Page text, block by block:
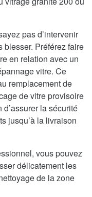
pas d’intervenir
blesser. Préférez faire
en relation avec un
vitre. Ce
remplacement de
de vitre provisoire
la sécurité
jusqu’à la livraison
vous pouvez
délicatement les
de la zone